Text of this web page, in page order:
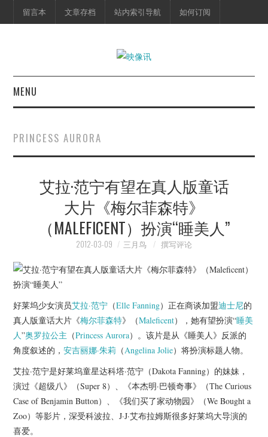
留言本 文章存档 站内索引导航 如何订阅
MENU
映像快讯
预告片
海报剧照
杂七杂八
美剧英剧
电影档期
推荐电影
PRINCESS AURORA
艾拉·范宁有望在真人版童话
大片《梅尔菲森特》
（MALEFICENT）扮演“睡美人”
2012-03-09 三月鸟 撰写评论
好莱坞少女演员艾拉·范宁 （Elle Fanning）正在商谈加盟迪士尼的
真人版童话大片《梅尔菲森特》（Maleficent），她有望扮演“睡美
人”奥罗拉公主 （Princess Aurora）。该片是从《睡美人》反派的
角度叙述的，安吉丽娜·朱莉 （Angelina Jolie）将扮演标题人物。
艾拉·范宁是好莱坞童星达科塔·范宁（Dakota Fanning）的妹妹，
演过《超级八》（Super 8）、《本杰明·巴顿奇事》（The Curious
Case of Benjamin Button）、《我们买了家动物园》（We Bought a
Zoo）等影片，深受科波拉、J·J·艾布拉姆斯很多好莱坞大导演的
喜爱。